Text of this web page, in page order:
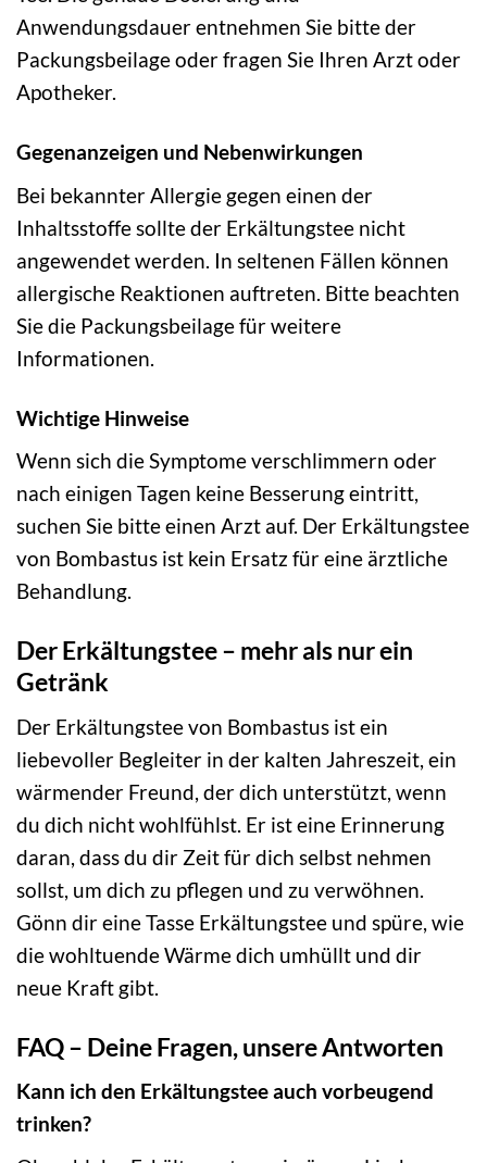
Anwendungsdauer entnehmen Sie bitte der
Packungsbeilage oder fragen Sie Ihren Arzt oder
Apotheker.
Gegenanzeigen und Nebenwirkungen
Bei bekannter Allergie gegen einen der
Inhaltsstoffe sollte der Erkältungstee nicht
angewendet werden. In seltenen Fällen können
allergische Reaktionen auftreten. Bitte beachten
Sie die Packungsbeilage für weitere
Informationen.
Wichtige Hinweise
Wenn sich die Symptome verschlimmern oder
nach einigen Tagen keine Besserung eintritt,
suchen Sie bitte einen Arzt auf. Der Erkältungstee
von Bombastus ist kein Ersatz für eine ärztliche
Behandlung.
Der Erkältungstee – mehr als nur ein
Getränk
Der Erkältungstee von Bombastus ist ein
liebevoller Begleiter in der kalten Jahreszeit, ein
wärmender Freund, der dich unterstützt, wenn
du dich nicht wohlfühlst. Er ist eine Erinnerung
daran, dass du dir Zeit für dich selbst nehmen
sollst, um dich zu pflegen und zu verwöhnen.
Gönn dir eine Tasse Erkältungstee und spüre, wie
die wohltuende Wärme dich umhüllt und dir
neue Kraft gibt.
FAQ – Deine Fragen, unsere Antworten
Kann ich den Erkältungstee auch vorbeugend
trinken?